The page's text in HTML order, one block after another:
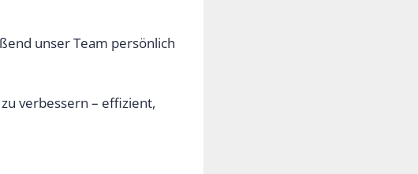
unser Team persönlich
verbessern – effizient,